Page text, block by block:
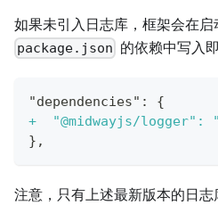
如果未引入日志库，框架会在
package.json 的依赖中写入即
"dependencies": {
+
"@midwayjs/logger":
},
注意，只有上述最新版本的日志